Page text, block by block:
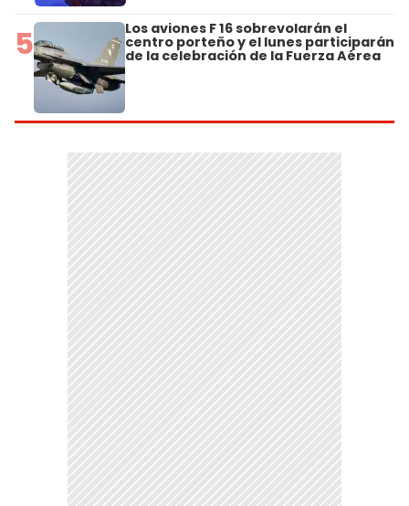
5 Los aviones F 16 sobrevolarán el
centro porteño y el lunes participarán
de la celebración de la Fuerza Aérea